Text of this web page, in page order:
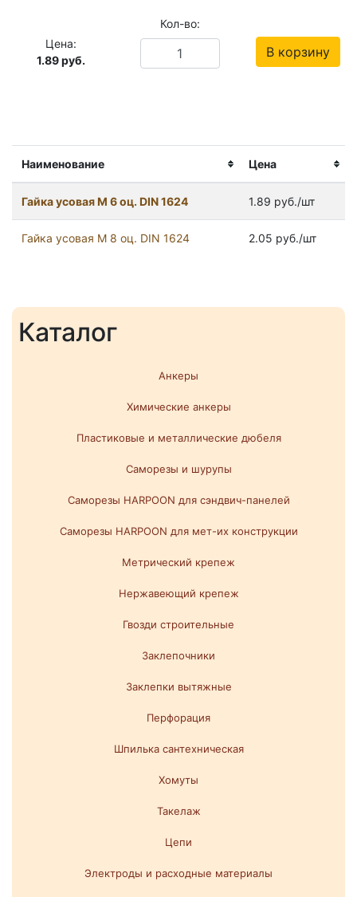
Каталог
Анкеры
Химические анкеры
Пластиковые и металлические дюбеля
Саморезы и шурупы
Саморезы HARPOON для сэндвич-панелей
Саморезы HARPOON для мет-их конструкции
Метрический крепеж
Нержавеющий крепеж
Гвозди строительные
Заклепочники
Заклепки вытяжные
Перфорация
Шпилька сантехническая
Хомуты
Такелаж
Цепи
Электроды и расходные материалы
Наименование Цена
Гайка усовая М 6 оц. DIN 1624 1.89 руб./шт
Гайка усовая М 8 оц. DIN 1624 2.05 руб./шт
Цена:
1.89 руб.
Кол-во:
В корзину